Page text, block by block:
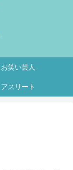
お笑い芸人
アスリート